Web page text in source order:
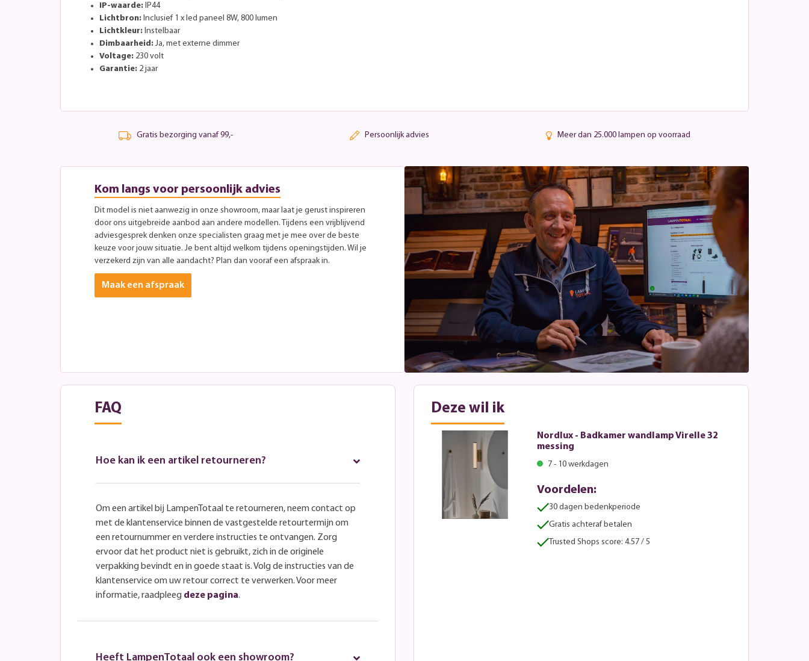
IP-waarde: IP44
Lichtbron: Inclusief 1 x led paneel 8W, 800 lumen
Lichtkleur: Instelbaar
Dimbaarheid: Ja, met externe dimmer
Voltage: 230 volt
Garantie: 2 jaar
Gratis bezorging vanaf 99,- Persoonlijk advies Meer dan 25.000 lampen op voorraad
Kom langs voor persoonlijk advies
Dit model is niet aanwezig in onze showroom, maar laat je gerust inspireren
door ons uitgebreide aanbod aan andere modellen. Tijdens een vrijblijvend
adviesgesprek denken onze specialisten graag met je mee over de beste
keuze voor jouw situatie. Je bent altijd welkom tijdens openingstijden. Wil je
verzekerd zijn van alle aandacht? Plan dan vooraf een afspraak in.
Maak een afspraak
FAQ
Hoe kan ik een artikel retourneren?
Om een artikel bij LampenTotaal te retourneren, neem contact op
met de klantenservice binnen de vastgestelde retourtermijn om
een retournummer en verdere instructies te ontvangen. Zorg
ervoor dat het product niet is gebruikt, zich in de originele
verpakking bevindt en in goede staat is. Volg de instructies van de
klantenservice om uw retour correct te verwerken. Voor meer
informatie, raadpleeg deze pagina.
Heeft LampenTotaal ook een showroom?
Deze wil ik
Nordlux - Badkamer wandlamp Virelle 32
messing
7 - 10 werkdagen
Voordelen:
30 dagen bedenkperiode
Gratis achteraf betalen
Trusted Shops score: 4.57 / 5